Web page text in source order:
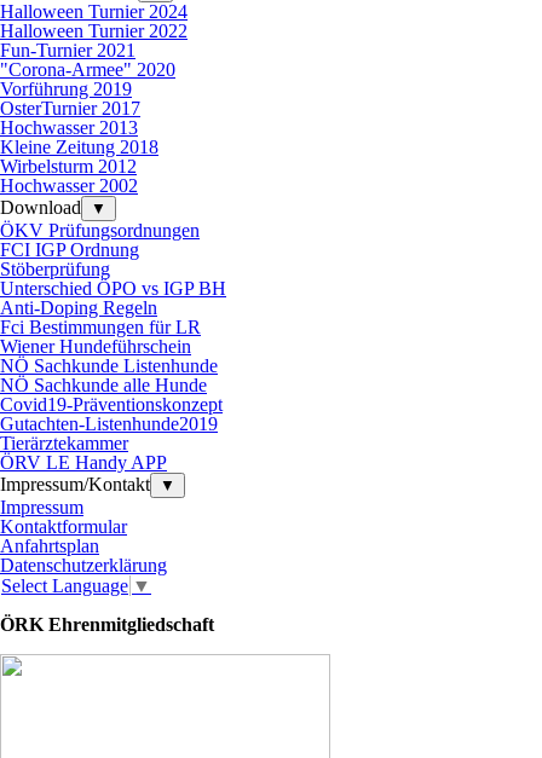
Halloween Turnier 2024
Halloween Turnier 2022
Fun-Turnier 2021
"Corona-Armee" 2020
Vorführung 2019
OsterTurnier 2017
Hochwasser 2013
Kleine Zeitung 2018
Wirbelsturm 2012
Hochwasser 2002
Download
▼
ÖKV Prüfungsordnungen
FCI IGP Ordnung
Stöberprüfung
Unterschied ÖPO vs IGP BH
Anti-Doping Regeln
Fci Bestimmungen für LR
Wiener Hundeführschein
NÖ Sachkunde Listenhunde
NÖ Sachkunde alle Hunde
Covid19-Präventionskonzept
Gutachten-Listenhunde2019
Tierärztekammer
ÖRV LE Handy APP
Impressum/Kontakt
▼
Impressum
Kontaktformular
Anfahrtsplan
Datenschutzerklärung
Select Language ▼
ÖRK Ehrenmitgliedschaft